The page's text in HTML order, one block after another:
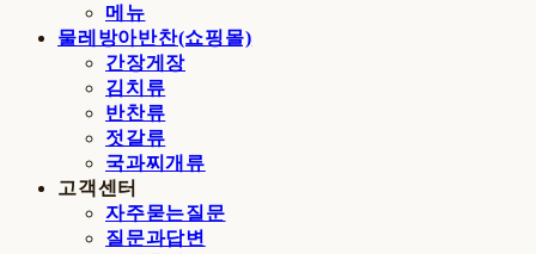
메뉴
물레방아반찬(쇼핑몰)
간장게장
김치류
반찬류
젓갈류
국과찌개류
고객센터
자주묻는질문
질문과답변